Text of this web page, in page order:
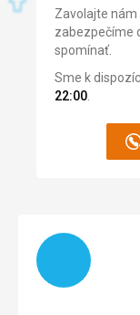
Google Translate
Strava
Výborná snídaně
Ubytovanie
Čisté, útulné.
Vyhřívaný bazén
Táto recenzia
Zavolajte
zabezpečíme
spomínať.
Sme k
22:00.
Načítam